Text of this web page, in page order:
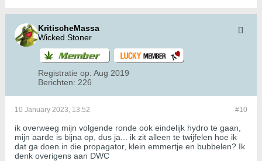
KritischeMassa
Wicked Stoner
Registratie op: Aug 2019
Berichten: 226
#10
10 January 2023, 13:52
ik overweeg mijn volgende ronde ook eindelijk hydro te gaan,
mijn aarde is bijna op, dus ja... ik zit alleen te twijfelen hoe ik
dat ga doen in die propagator, klein emmertje en bubbelen? Ik
denk overigens aan DWC